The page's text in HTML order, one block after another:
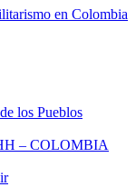
en Colombia
los Pueblos
– COLOMBIA